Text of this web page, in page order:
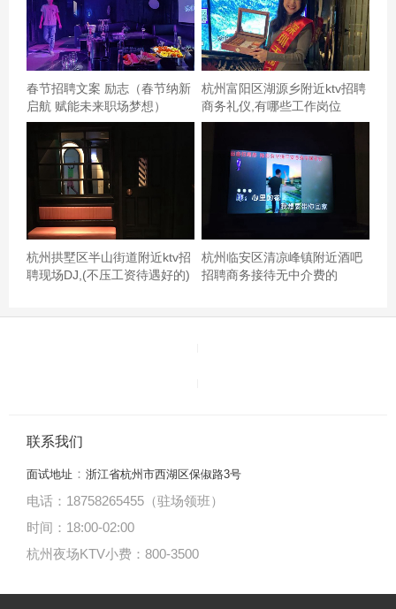
音响效果不是很好，有噪音，唱歌比较费力气，要么没声
音的。环境还不错，从新装修过的，比之前要好点。服务
一般般吧，很难叫的到服务员的，波铃都目有服务员。还
有是之前还有帮忙修指甲的，现在木有了，以为从新装修
会比之前好的，结果比较失望，不会再爱了……,杭州知名
的夜场招聘商务礼仪,90后上可以做夜场招聘?
春节招聘文案 励志（春节纳新
启航 赋能未来职场梦想）
杭州富阳区湖源乡附近ktv招聘
商务礼仪,有哪些工作岗位
杭州拱墅区半山街道附近ktv招
聘现场DJ,(不压工资待遇好的)
杭州临安区清凉峰镇附近酒吧
招聘商务接待无中介费的
联系我们
面试地址 ： 浙江省杭州市西湖区保俶路3号
电话：18758265455（驻场领班）
时间：18:00-02:00
杭州夜场KTV小费：800-3500